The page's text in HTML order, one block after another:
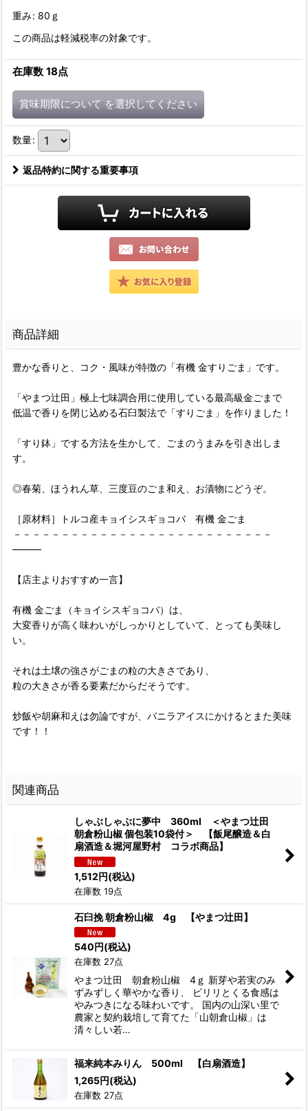
重み: 80ｇ
この商品は軽減税率の対象です。
在庫数 18点
賞味期限について を選択してください
数量:
返品特約に関する重要事項
商品詳細
豊かな香りと、コク・風味が特徴の「有機 金すりごま」です。
「やまつ辻田」極上七味調合用に使用している最高級金ごまで
低温で香りを閉じ込める石臼製法で「すりごま」を作りました！
「すり鉢」でする方法を生かして、ごまのうまみを引き出しま
す。
◎春菊、ほうれん草、三度豆のごま和え、お漬物にどうぞ。
［原材料］トルコ産キョイシスギョコバ 有機 金ごま
－－－－－－－－－－－－－－－－－－－－－－－－－－－
―――
【店主よりおすすめ一言】
有機 金ごま（キョイシスギョコバ）は、
大変香りが高く味わいがしっかりとしていて、とっても美味し
い。
それは土壌の強さがごまの粒の大きさであり、
粒の大きさが香る要素だからだそうです。
炒飯や胡麻和えは勿論ですが、バニラアイスにかけるとまた美味
です！！
関連商品
しゃぶしゃぶに夢中 360ml ＜やまつ辻田
朝倉粉山椒 個包装10袋付＞ 【飯尾醸造＆白
扇酒造＆堀河屋野村 コラボ商品】
1,512円(税込)
在庫数 19点
石臼挽 朝倉粉山椒 4g 【やまつ辻田】
540円(税込)
在庫数 27点
やまつ辻田 朝倉粉山椒 4ｇ 新芽や若実のみ
ずみずしく華やかな香り、 ピリリとくる食感は
やみつきになる味わいです。 国内の山深い里で
農家と契約栽培して育てた「山朝倉山椒」は
清々しい若…
福来純本みりん 500ml 【白扇酒造】
1,265円(税込)
在庫数 27点